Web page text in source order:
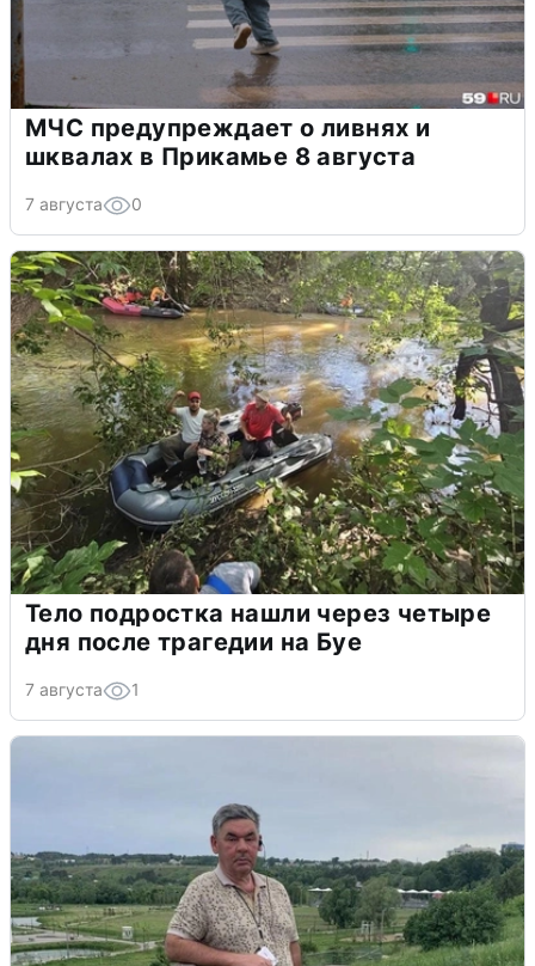
МЧС предупреждает о ливнях и
шквалах в Прикамье 8 августа
7 августа 0
Тело подростка нашли через четыре
дня после трагедии на Буе
7 августа 1